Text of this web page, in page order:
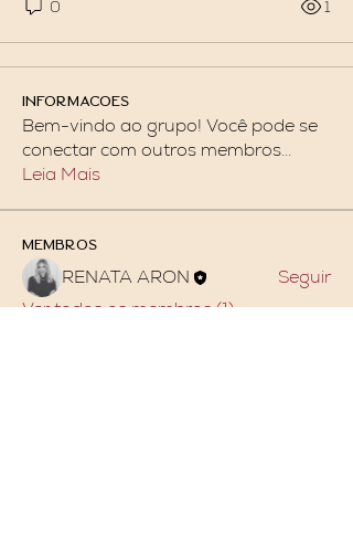
0 1
Informações
Bem-vindo ao grupo! Você pode se
conectar com outros membros...
Leia Mais
membros
RENATA ARON
Seguir
Ver todos os membros (1)